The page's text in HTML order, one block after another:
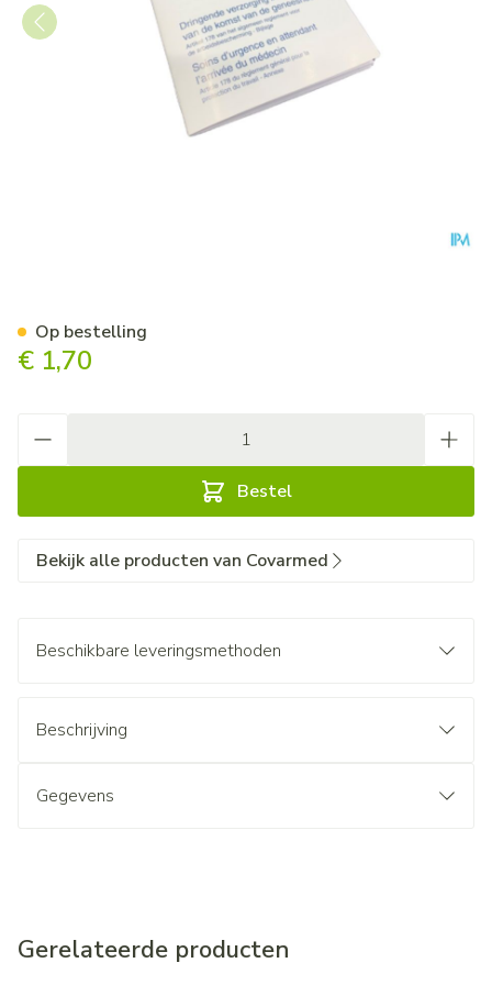
€ 1,70
Bestel
Op bestelling
Bekijk alle producten van Covarmed
Beschikbare leveringsmethoden
Beschrijving
Gegevens
Gerelateerde producten